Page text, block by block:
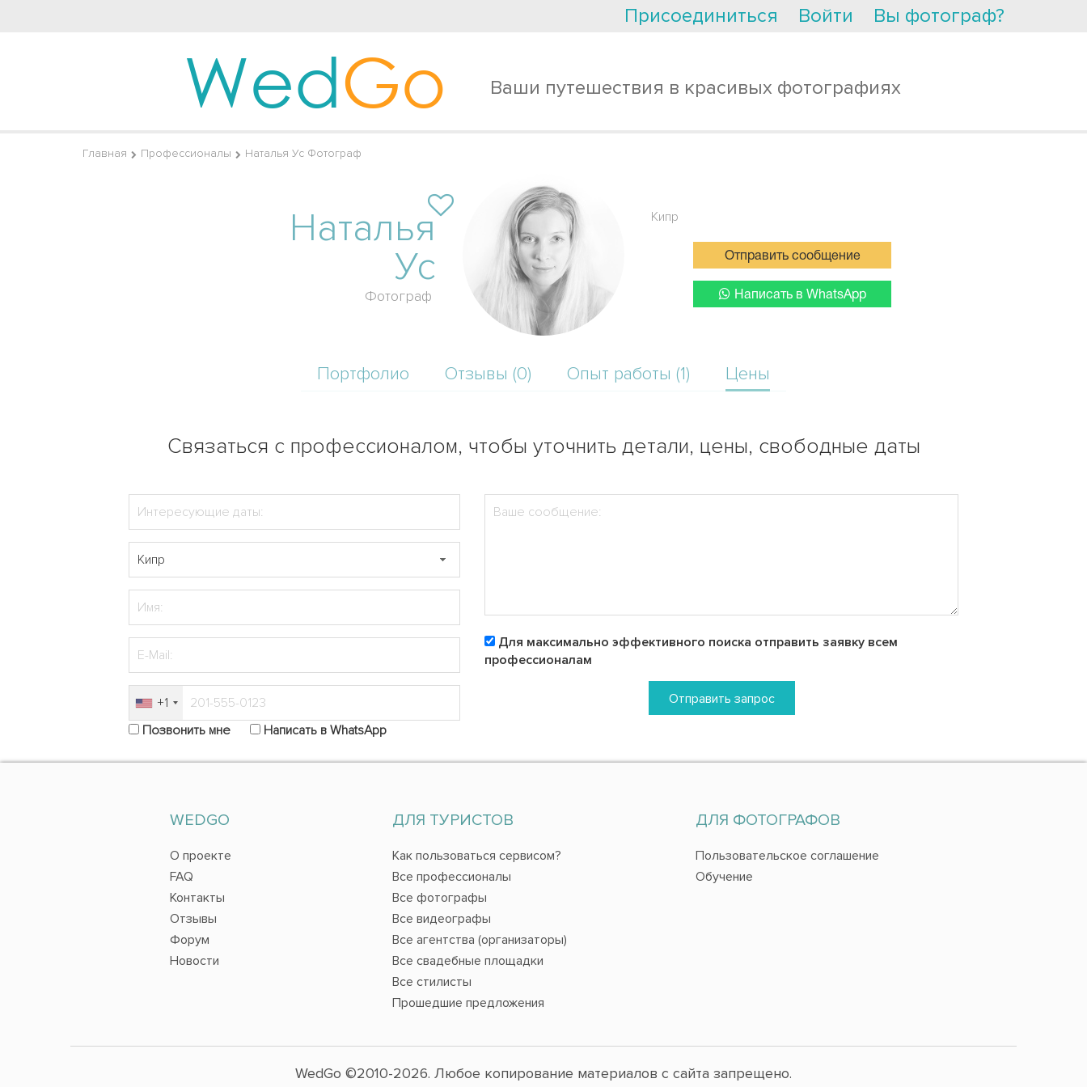
Присоединиться Войти Вы фотограф?
WedGo Ваши путешествия в красивых фотографиях
Главная Профессионалы Наталья Ус Фотограф
Наталья
Ус
Фотограф
Кипр
Отправить сообщение
Написать в WhatsApp
Портфолио Отзывы (0) Опыт работы (1) Цены
Связаться с профессионалом, чтобы уточнить детали, цены, свободные даты
+1
Позвонить мне
Написать в WhatsApp
Для максимально эффективного поиска отправить заявку всем
профессионалам
Отправить запрос
WEDGO
О проекте
FAQ
Контакты
Отзывы
Форум
Новости
ДЛЯ ТУРИСТОВ
Как пользоваться сервисом?
Все профессионалы
Все фотографы
Все видеографы
Все агентства (организаторы)
Все свадебные площадки
Все стилисты
Прошедшие предложения
ДЛЯ ФОТОГРАФОВ
Пользовательское соглашение
Обучение
WedGo ©2010-2026. Любое копирование материалов с сайта запрещено.